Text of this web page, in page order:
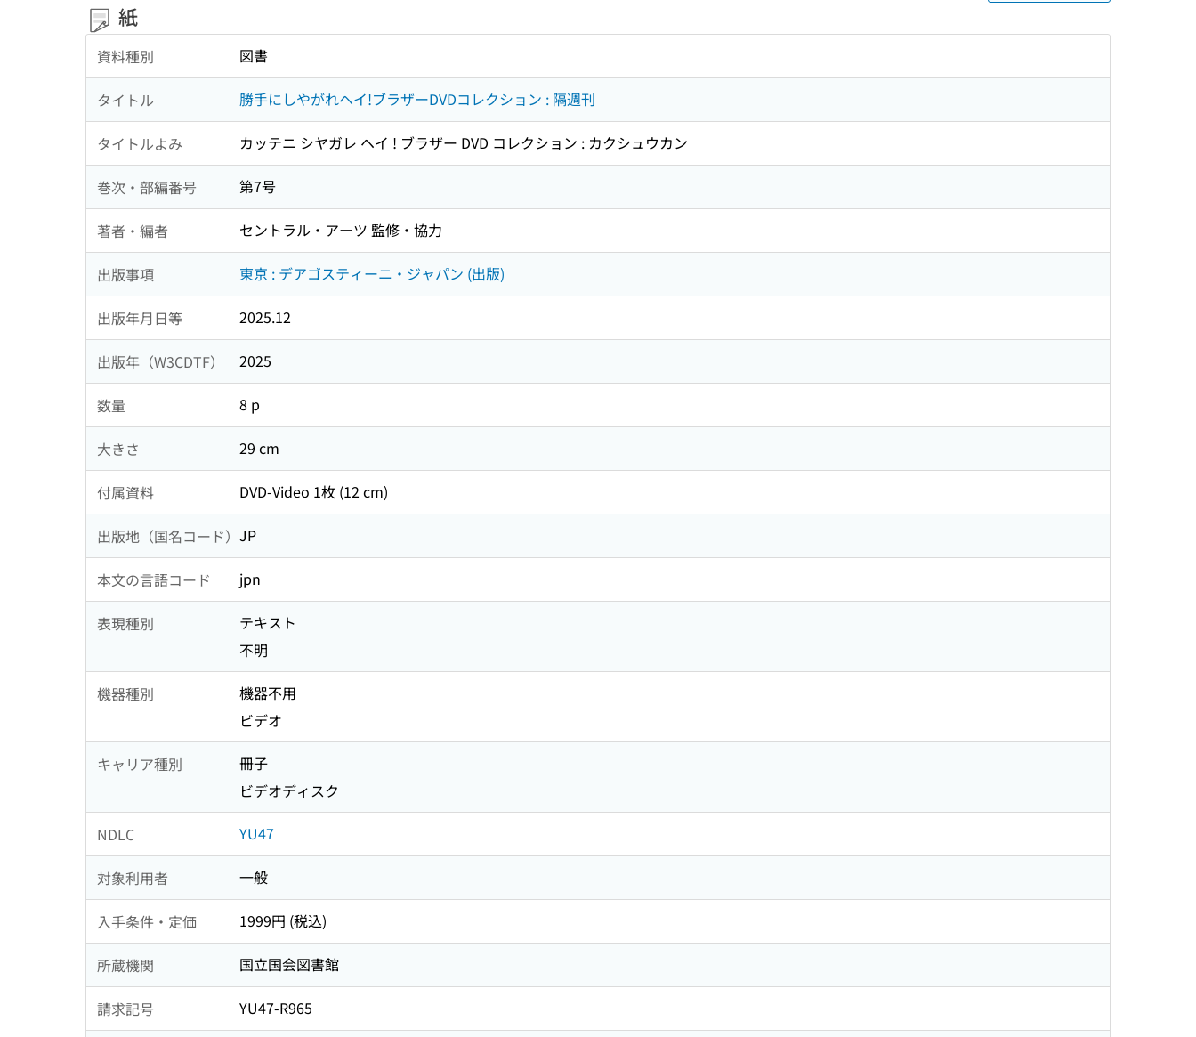
紙
資料種別 図書
タイトル 勝手にしやがれヘイ!ブラザーDVDコレクション : 隔週刊
タイトルよみ カッテニ シヤガレ ヘイ ! ブラザー DVD コレクション : カクシュウカン
巻次・部編番号 第7号
著者・編者 セントラル・アーツ 監修・協力
出版事項 東京 : デアゴスティーニ・ジャパン (出版)
出版年月日等 2025.12
出版年（W3CDTF） 2025
数量 8 p
大きさ 29 cm
付属資料 DVD-Video 1枚 (12 cm)
出版地（国名コード） JP
本文の言語コード jpn
表現種別
テキスト
不明
機器種別
機器不用
ビデオ
キャリア種別
冊子
ビデオディスク
NDLC YU47
対象利用者 一般
入手条件・定価 1999円 (税込)
所蔵機関 国立国会図書館
請求記号
YU47-R965